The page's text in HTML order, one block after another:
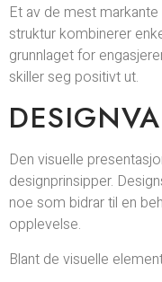
Et av de mest
struktur kombinerer
grunnlaget for
skiller seg positivt ut.
Den visuelle
designprinsipper.
noe som bidrar til en
opplevelse.
Blant de visuelle